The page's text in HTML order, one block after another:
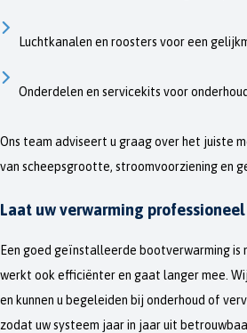
Luchtkanalen en roosters voor een
Onderdelen en servicekits voor
Ons team adviseert u graag over het juiste
van scheepsgrootte, stroomvoorziening en
Laat uw verwarming
Een goed geïnstalleerde bootverwarming is
werkt ook efficiënter en gaat langer mee.
en kunnen u begeleiden bij onderhoud of
zodat uw systeem jaar in jaar uit